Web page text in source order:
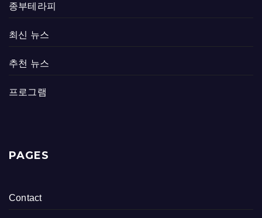
종부테라피
최신 뉴스
추천 뉴스
프로그램
PAGES
Contact